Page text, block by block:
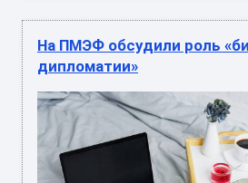
На ПМЭФ обсудили роль
дипломатии»